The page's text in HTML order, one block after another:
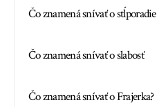
Čo znamená snívať o stĺporadie
Čo znamená snívať o slabosť
Čo znamená snívať o Frajerka?